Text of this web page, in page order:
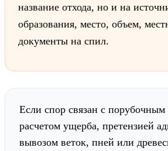
название отхода, но и на
образования, место, объем,
документы на спил.
Если спор связан с порубочным
расчетом ущерба, претензией
вывозом веток, пней или